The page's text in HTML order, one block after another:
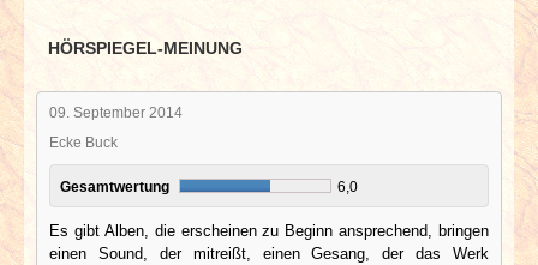
HÖRSPIEGEL-MEINUNG
09. September 2014
Ecke Buck
Gesamtwertung 6,0
Es gibt Alben, die erscheinen zu Beginn ansprechend, bringen
einen Sound, der mitreißt, einen Gesang, der das Werk